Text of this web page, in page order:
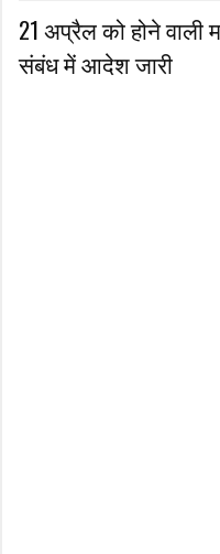
21 अप्रैल को होने
संबंध में आदेश जारी